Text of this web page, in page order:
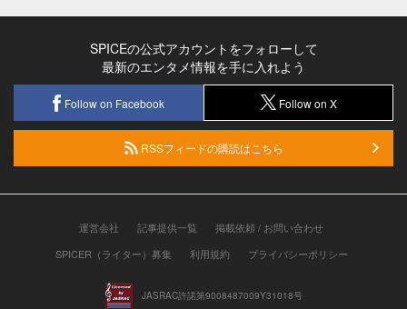
SPICEの公式アカウントをフォローして
最新のエンタメ情報を手に入れよう
Follow on Facebook Follow on X
RSSフィードの購読はこちら
運営会社 記事提供一覧
掲載依頼 / お問い合わせ
SPICER（ライター）募集
利用規約 プライバシーポリシー
JASRAC許諾第9008487009Y31018号